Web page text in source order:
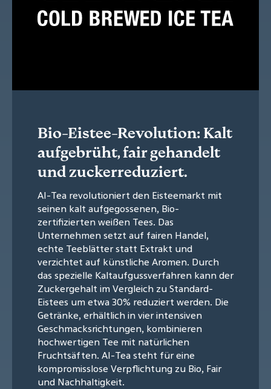
Bio-Eistee-Revolution: Kalt
aufgebrüht, fair gehandelt
und zuckerreduziert.
AI-Tea revolutioniert den Eisteemarkt mit
seinen kalt aufgegossenen, Bio-
zertifizierten weißen Tees. Das
Unternehmen setzt auf fairen Handel,
echte Teeblätter statt Extrakt und
verzichtet auf künstliche Aromen. Durch
das spezielle Kaltaufgussverfahren kann der
Zuckergehalt im Vergleich zu Standard-
Eistees um etwa 30% reduziert werden. Die
Getränke, erhältlich in vier intensiven
Geschmacksrichtungen, kombinieren
hochwertigen Tee mit natürlichen
Fruchtsäften. AI-Tea steht für eine
kompromisslose Verpflichtung zu Bio, Fair
und Nachhaltigkeit.